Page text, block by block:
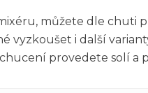
můžete dle chuti
vyzkoušet i další
provedete solí a